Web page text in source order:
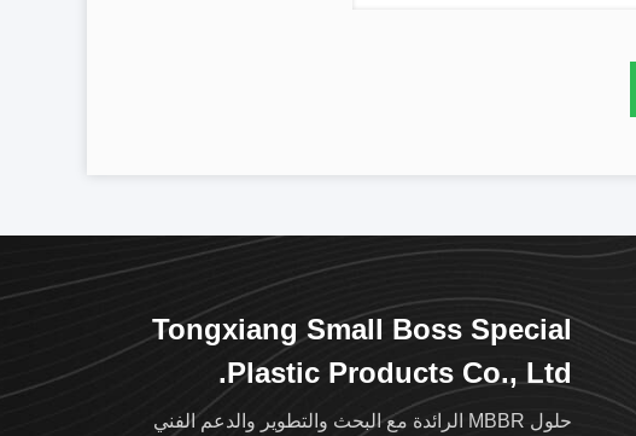
Tongxiang Small Boss Special
Plastic Products Co., Ltd.
حلول MBBR الرائدة مع البحث والتطوير والدعم الفني